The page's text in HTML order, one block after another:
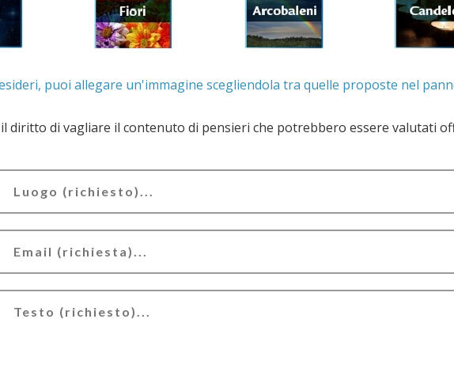
. Se lo desideri, puoi allegare un'immagine scegliendola tra quelle proposte nel
il contenuto di pensieri che potrebbero essere valutati offensivi e/o lesivi della dignità del